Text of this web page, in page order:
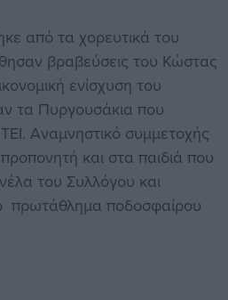
από τα χορευτικά του
βραβεύσεις του Κώστας
ενίσχυση του
τα Πυργουσάκια που
Αναμνηστικό συμμετοχής
και στα παιδιά που
του Συλλόγου και
πρωτάθλημα ποδοσφαίρου